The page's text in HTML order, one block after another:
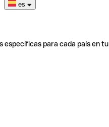
es
específicas para cada país en tu